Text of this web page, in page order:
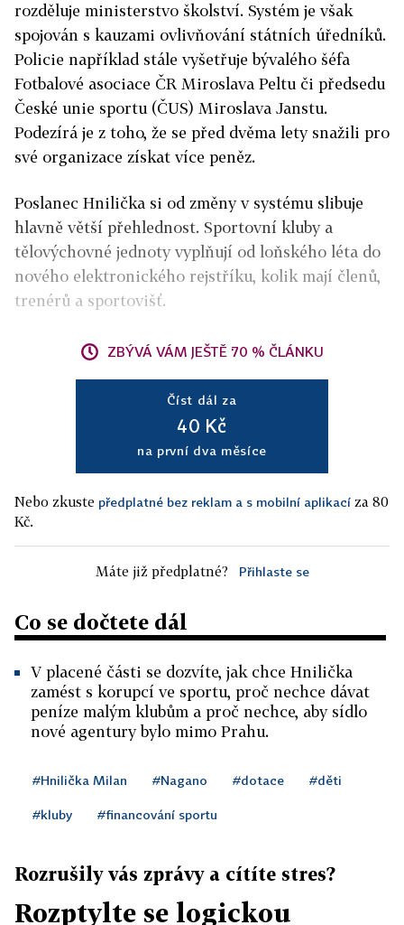
rozděluje ministerstvo školství. Systém je však
spojován s kauzami ovlivňování státních úředníků.
Policie například stále vyšetřuje bývalého šéfa
Fotbalové asociace ČR Miroslava Peltu či předsedu
České unie sportu (ČUS) Miroslava Janstu.
Podezírá je z toho, že se před dvěma lety snažili pro
své organizace získat více peněz.
Poslanec Hnilička si od změny v systému slibuje
hlavně větší přehlednost. Sportovní kluby a
tělovýchovné jednoty vyplňují od loňského léta do
nového elektronického rejstříku, kolik mají členů,
trenérů a sportovišť.
ZBÝVÁ VÁM JEŠTĚ 70 % ČLÁNKU
Číst dál za
40 Kč
na první dva měsíce
Nebo zkuste předplatné bez reklam a s mobilní aplikací za 80
Kč.
Máte již předplatné? Přihlaste se
Co se dočtete dál
V placené části se dozvíte, jak chce Hnilička
zamést s korupcí ve sportu, proč nechce dávat
peníze malým klubům a proč nechce, aby sídlo
nové agentury bylo mimo Prahu.
#Hnilička Milan #Nagano #dotace #děti
#kluby #financování sportu
Rozrušily vás zprávy a cítíte stres?
Rozptylte se logickou